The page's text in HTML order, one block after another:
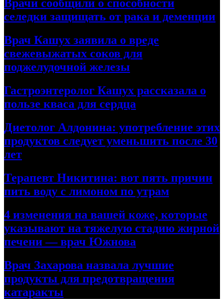
Врачи сообщили о способности
селедки защищать от рака и деменции
Врач Кашух заявила о вреде
свежевыжатых соков для
поджелудочной железы
Гастроэнтеролог Кашух рассказала о
пользе кваса для сердца
Диетолог Алдонина: употребление этих
продуктов следует уменьшить после 30
лет
Терапевт Никитина: вот пять причин
пить воду с лимоном по утрам
4 изменения на вашей коже, которые
указывают на тяжелую стадию жирной
печени — врач Южнова
Врач Захарова назвала лучшие
продукты для предотвращения
катаракты